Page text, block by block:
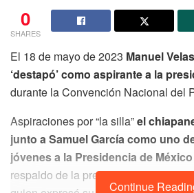
0
SHARES
El 18 de mayo de 2023 Manuel
‘destapó’ como aspirante a la
durante la Convención Nacional del
Aspiraciones por “la silla”el
junto a Samuel García como uno
jóvenes a la Presidencia de México
respaldo de la presidenta del PVEM,
Continue